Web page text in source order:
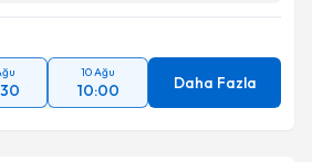
10 Ağu
10:00 Daha Fazla